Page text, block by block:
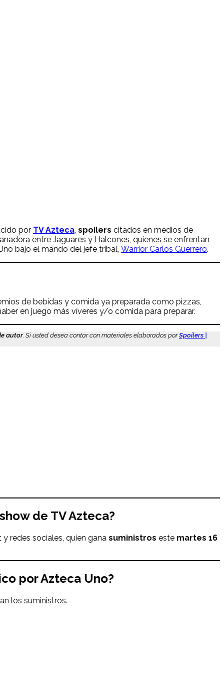
por TV Azteca spoilers citados en medios de
entre Jaguares y Halcones, quienes se enfrentan
bajo el mando del jefe tribal, Warrior Carlos Guerrero.
de bebidas y comida ya preparada como pizzas,
en juego más víveres y/o comida para preparar.
autor. Si usted desea contar con materiales elaborados porSpoilers |
de TV Azteca?
redes sociales, quien gana suministros este martes 16
por Azteca Uno?
los suministros.